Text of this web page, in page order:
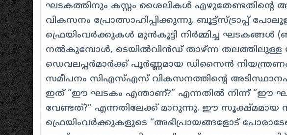
ഘടകത്തിനും കസ്റ്റം ശൈലികൾ എഴുതേണ്ടതിന്റെ
വികസനം പ്രോത്സാഹിപ്പിക്കുന്നു. ബൂട്ട്സ്ട്രാപ്പ്
ഫ്രെയിംവർക്കുകൾ മുൻകൂട്ടി നിർമ്മിച്ച
നൽകുമ്പോൾ, ടെയിൽ‌വിൻഡ് താഴ്ന്ന തലത്തിലുള്ള
ഡെവലപ്പർമാർക്ക് പൂർണ്ണമായ ഡിസൈൻ നിയന്ത്രണം
സമീപനം സി‌എസ്‌എസ് വികസനത്തിന്റെ
ഇത് “ഈ ഘടകം എന്താണ്?” എന്നതിൽ നിന്ന് “ഈ
വേണ്ടത്?” എന്നതിലേക്ക് മാറുന്നു. ഈ സൂക്ഷ്മമായ
ഫ്രെയിംവർക്കുകളുടെ “അഭിപ്രായങ്ങളോട്